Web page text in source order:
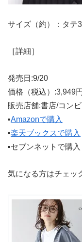
サイズ（約）：タテ
［詳細］
発売日:9/20
価格（税込）:3,949円
販売店舗:書店/コン
▪️Amazonで購入
▪️楽天ブックスで購入
▪️セブンネットで購入
気になる方はチェッ